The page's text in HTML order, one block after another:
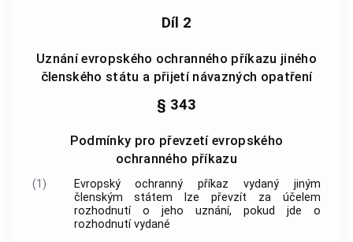
Díl 2
Uznání evropského ochranného příkazu jiného
členského státu a přijetí návazných opatření
§ 343
Podmínky pro převzetí evropského
ochranného příkazu
(1)
Evropský ochranný příkaz vydaný jiným
členským státem lze převzít za účelem
rozhodnutí o jeho uznání, pokud jde o
rozhodnutí vydané